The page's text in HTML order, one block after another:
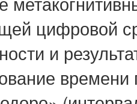
цифровой
и